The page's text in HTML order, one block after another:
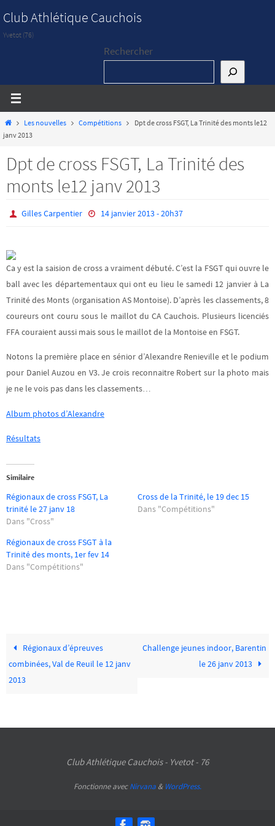
vers
le
Club Athlétique Cauchois
Yvetot (76)
Rechercher
HomeLes nouvelles Compétitions
Dpt de cross FSGT, La Trinité des monts le12
janv 2013
Dpt de cross FSGT, La Trinité des
monts le12 janv 2013
Gilles Carpentier 14 janvier 2013 - 20h37
Ca y est la saision de cross a vraiment débuté. C’est la FSGT qui ouvre le
ball avec les départementaux qui ont eu lieu le samedi 12 janvier à La
Trinité des Monts (organisation AS Montoise). D’après les classements, 8
coureurs ont couru sous le maillot du CA Cauchois. Plusieurs licenciés
FFA couraient aussi mais sous le maillot de la Montoise en FSGT.
Notons la première place en sénior d’Alexandre Renieville et le podium
pour Daniel Auzou en V3. Je crois reconnaitre Robert sur la photo mais
je ne le vois pas dans les classements…
Album photos d’Alexandre
Résultats
Similaire
Régionaux de cross FSGT, La
trinité le 27 janv 18
Dans "Cross"
Cross de la Trinité, le 19 dec 15
Dans "Compétitions"
Régionaux de cross FSGT à la
Trinité des monts, 1er fev 14
Dans "Compétitions"
Régionaux d’épreuves
combinées, Val de Reuil le 12 janv
2013
Challenge jeunes indoor, Barentin
le 26 janv 2013
Club Athlétique Cauchois - Yvetot - 76
Fonctionne avecNirvana & WordPress.